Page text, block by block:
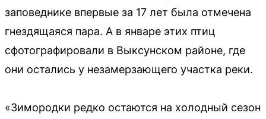
заповеднике впервые за 17 лет была отмечена
гнездящаяся пара. А в январе этих птиц
сфотографировали в Выксунском районе, где
они остались у незамерзающего участка реки.
«Зимородки редко остаются на холодный сезон